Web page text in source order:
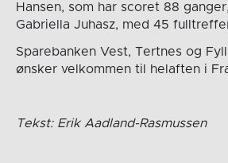
Hansen, som har scoret 88
Gabriella Juhasz, med 45
Sparebanken Vest, Tertnes og
ønsker velkommen til helaften i
Tekst: Erik Aadland-Rasmussen